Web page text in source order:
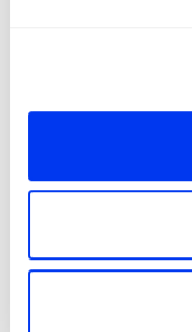
Thickness: 38
3M
Rubber: Eva
Carbon